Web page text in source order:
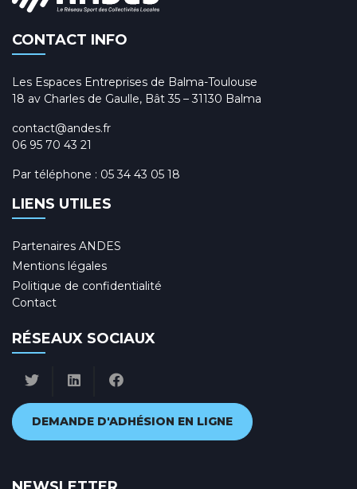
CONTACT INFO
Les Espaces Entreprises de Balma-Toulouse
18 av Charles de Gaulle, Bât 35 – 31130 Balma
contact@andes.fr
06 95 70 43 21
Par téléphone : 05 34 43 05 18
LIENS UTILES
Partenaires ANDES
Mentions légales
Politique de confidentialité
Contact
RÉSEAUX SOCIAUX
DEMANDE D'ADHÉSION EN LIGNE